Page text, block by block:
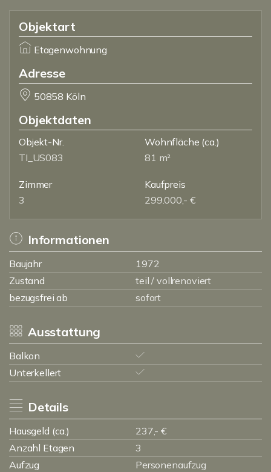
Objektart
Etagenwohnung
Adresse
50858 Köln
Objektdaten
Objekt-Nr.
TI_US083
Wohnfläche (ca.)
81 m²
Zimmer
3
Kaufpreis
299.000,- €
Informationen
Baujahr
1972
Zustand
teil / vollrenoviert
bezugsfrei ab
sofort
Ausstattung
Balkon
Unterkellert
Details
Hausgeld (ca.)
237,- €
Anzahl Etagen
3
Aufzug
Personenaufzug